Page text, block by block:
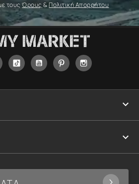
τουςΌρους &Πολιτική Απορρήτου
Twitter Tiktok YouTube Pinterest

